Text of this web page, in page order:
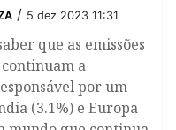
/ 5 dez 2023 11:31
que as emissões
a
por um
(3.1%) e Europa